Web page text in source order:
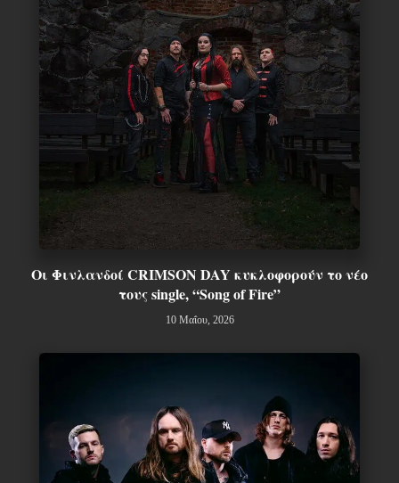
Οι Φινλανδοί CRIMSON DAY κυκλοφορούν το νέο
τους single, “Song of Fire”
10 Μαΐου, 2026